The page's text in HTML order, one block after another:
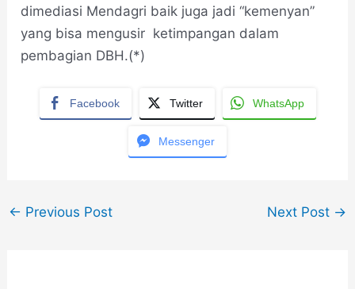
dimediasi Mendagri baik juga jadi “kemenyan”
yang bisa mengusir ketimpangan dalam
pembagian DBH.(*)
Facebook Twitter WhatsApp
Messenger
← Previous Post Next Post →